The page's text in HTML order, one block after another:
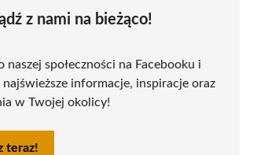
z nami na bieżąco!
naszej społeczności na Facebooku i
informacje, inspiracje oraz
w Twojej okolicy!
teraz!